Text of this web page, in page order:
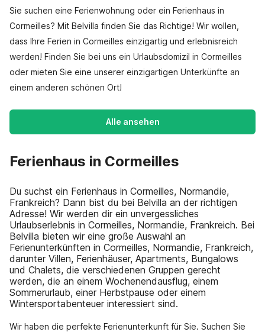
Sie suchen eine Ferienwohnung oder ein Ferienhaus in
Cormeilles? Mit Belvilla finden Sie das Richtige! Wir wollen,
dass Ihre Ferien in Cormeilles einzigartig und erlebnisreich
werden! Finden Sie bei uns ein Urlaubsdomizil in Cormeilles
oder mieten Sie eine unserer einzigartigen Unterkünfte an
einem anderen schönen Ort!
Alle ansehen
Ferienhaus in Cormeilles
Du suchst ein Ferienhaus in Cormeilles, Normandie,
Frankreich? Dann bist du bei Belvilla an der richtigen
Adresse! Wir werden dir ein unvergessliches
Urlaubserlebnis in Cormeilles, Normandie, Frankreich. Bei
Belvilla bieten wir eine große Auswahl an
Ferienunterkünften in Cormeilles, Normandie, Frankreich,
darunter Villen, Ferienhäuser, Apartments, Bungalows
und Chalets, die verschiedenen Gruppen gerecht
werden, die an einem Wochenendausflug, einem
Sommerurlaub, einer Herbstpause oder einem
Wintersportabenteuer interessiert sind.
Wir haben die perfekte Ferienunterkunft für Sie. Suchen Sie